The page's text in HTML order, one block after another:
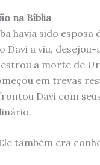
na Bíblia
havia sido
Davi a viu,
a morte de
em trevas
Davi com
também era